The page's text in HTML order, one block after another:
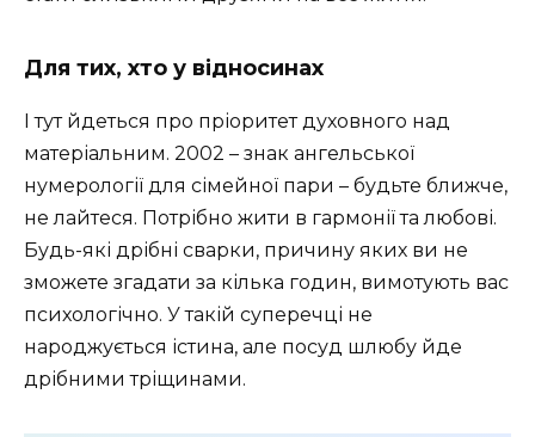
Для тих, хто у відносинах
І тут йдеться про пріоритет духовного над
матеріальним. 2002 – знак ангельської
нумерології для сімейної пари – будьте ближче,
не лайтеся. Потрібно жити в гармонії та любові.
Будь-які дрібні сварки, причину яких ви не
зможете згадати за кілька годин, вимотують вас
психологічно. У такій суперечці не
народжується істина, але посуд шлюбу йде
дрібними тріщинами.